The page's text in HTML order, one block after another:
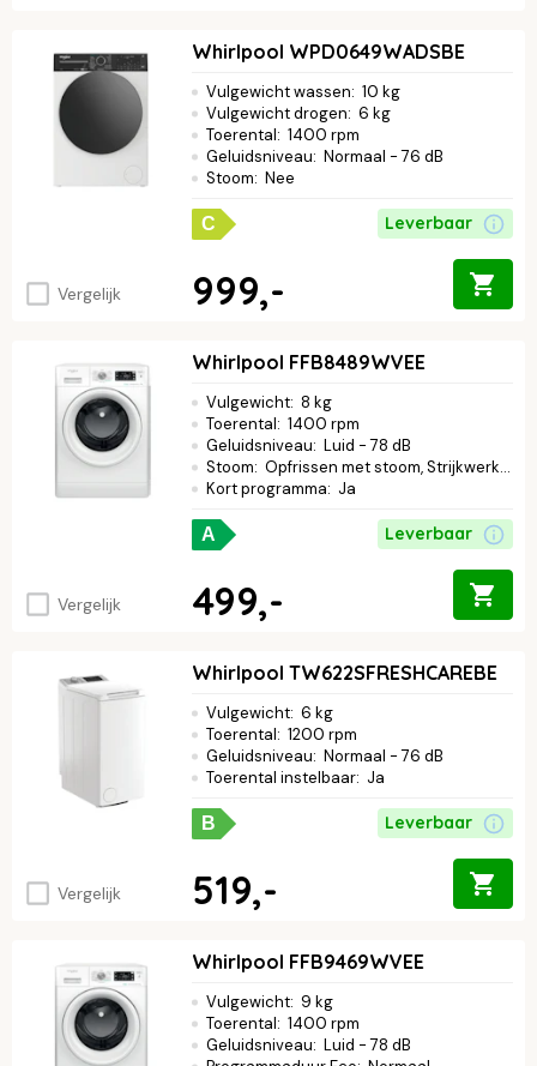
Vergelijk
Whirlpool WPD0649WADSBE
Vulgewicht wassen: 10 kg
Vulgewicht drogen: 6 kg
Toerental: 1400 rpm
Geluidsniveau: Normaal - 76 dB
Stoom: Nee
C Leverbaar
999,-
Vergelijk
Whirlpool FFB8489WVEE
Vulgewicht: 8 kg
Toerental: 1400 rpm
Geluidsniveau: Luid - 78 dB
Stoom: Opfrissen met stoom, Strijkwerk verminderen
Kort programma: Ja
A Leverbaar
499,-
Vergelijk
Whirlpool TW622SFRESHCAREBE
Vulgewicht: 6 kg
Toerental: 1200 rpm
Geluidsniveau: Normaal - 76 dB
Toerental instelbaar: Ja
B Leverbaar
519,-
Whirlpool FFB9469WVEE
Vulgewicht: 9 kg
Toerental: 1400 rpm
Geluidsniveau: Luid - 78 dB